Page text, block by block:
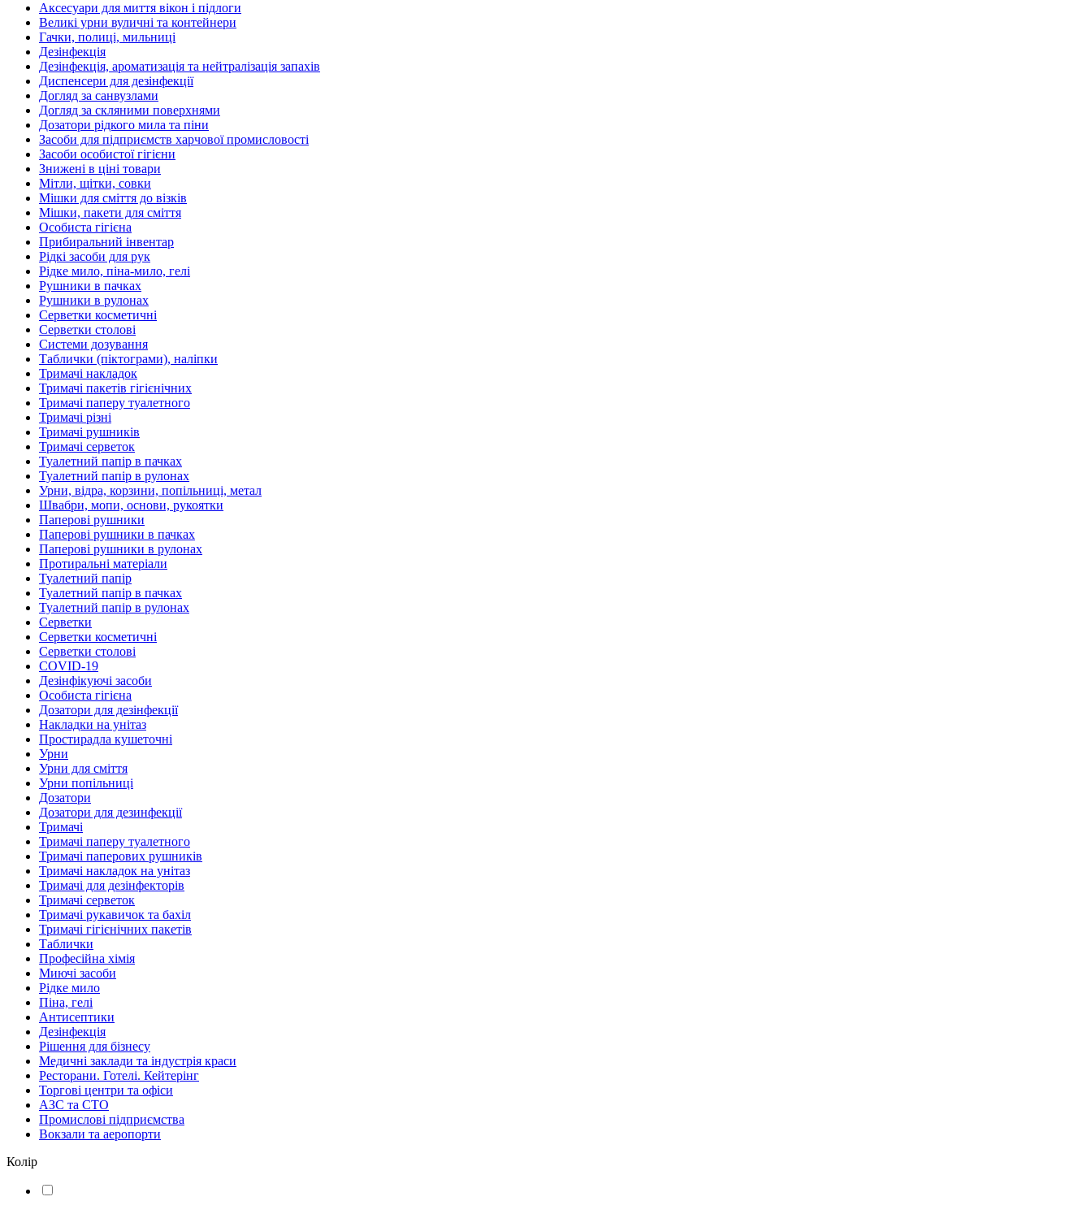
Аксесуари для миття вікон і підлоги
Великі урни вуличні та контейнери
Гачки, полиці, мильниці
Дезінфекція
Дезінфекція, ароматизація та нейтралізація запахів
Диспенсери для дезінфекції
Догляд за санвузлами
Догляд за скляними поверхнями
Дозатори рідкого мила та піни
Засоби для підприємств харчової промисловості
Засоби особистої гігієни
Знижені в ціні товари
Мітли, щітки, совки
Мішки для сміття до візків
Мішки, пакети для сміття
Особиста гігієна
Прибиральний інвентар
Рідкі засоби для рук
Рідке мило, піна-мило, гелі
Рушники в пачках
Рушники в рулонах
Серветки косметичні
Серветки столові
Системи дозування
Таблички (піктограми), наліпки
Тримачі накладок
Тримачі пакетів гігієнічних
Тримачі паперу туалетного
Тримачі різні
Тримачі рушників
Тримачі серветок
Туалетний папір в пачках
Туалетний папір в рулонах
Урни, відра, корзини, попільниці, метал
Швабри, мопи, основи, рукоятки
Паперові рушники
Паперові рушники в пачках
Паперові рушники в рулонах
Протиральні матеріали
Туалетний папір
Туалетний папір в пачках
Туалетний папір в рулонах
Серветки
Серветки косметичні
Серветки столові
COVID-19
Дезінфікуючі засоби
Особиста гігієна
Дозатори для дезінфекції
Накладки на унітаз
Простирадла кушеточні
Урни
Урни для сміття
Урни попільниці
Дозатори
Дозатори для дезинфекції
Тримачі
Тримачі паперу туалетного
Тримачі паперових рушників
Тримачі накладок на унітаз
Тримачі для дезінфекторів
Тримачі серветок
Тримачі рукавичок та бахіл
Тримачі гігієнічних пакетів
Таблички
Професійна хімія
Миючі засоби
Рідке мило
Піна, гелі
Антисептики
Дезінфекція
Рішення для бізнесу
Медичні заклади та індустрія краси
Ресторани. Готелі. Кейтерінг
Торгові центри та офіси
АЗС та СТО
Промислові підприємства
Вокзали та аеропорти
Колір